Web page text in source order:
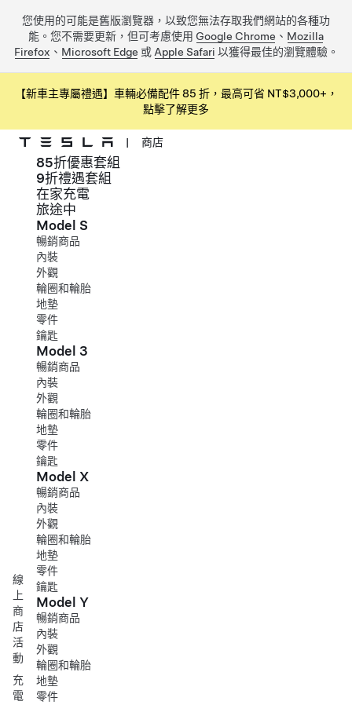
您使用的可能是舊版瀏覽器，以致您無法存取我們網站的各種功
能。您不需要更新，但可考慮使用 Google Chrome 、 Mozilla
Firefox 、 Microsoft Edge 或 Apple Safari 以獲得最佳的瀏覽體驗。
【新車主專屬禮遇】車輛必備配件 85 折，最高可省 NT$3,000+，
點擊了解更多
跳到主要內容
| 商店
線
上
商
店
活
動
充
電
85折優惠套組
9折禮遇套組
在家充電
旅途中
Model S
暢銷商品
內裝
外觀
輪圈和輪胎
地墊
零件
鑰匙
Model 3
暢銷商品
內裝
外觀
輪圈和輪胎
地墊
零件
鑰匙
Model X
暢銷商品
內裝
外觀
輪圈和輪胎
地墊
零件
鑰匙
Model Y
暢銷商品
內裝
外觀
輪圈和輪胎
地墊
零件